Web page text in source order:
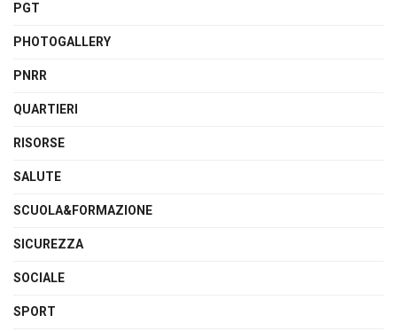
PGT
PHOTOGALLERY
PNRR
QUARTIERI
RISORSE
SALUTE
SCUOLA&FORMAZIONE
SICUREZZA
SOCIALE
SPORT